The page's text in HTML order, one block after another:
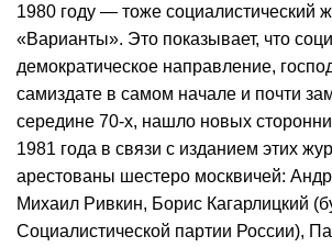
1980 году — тоже социалистический
«Варианты». Это показывает, что
демократическое направление,
самиздате в самом начале и почти
середине 70-х, нашло новых
1981 года в связи с изданием этих
арестованы шестеро москвичей:
Михаил Ривкин, Борис Кагарлицкий
Социалистической партии России),